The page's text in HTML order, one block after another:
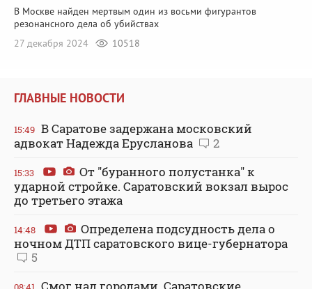
В Москве найден мертвым один из восьми фигурантов
резонансного дела об убийствах
27 декабря 2024
10518
ГЛАВНЫЕ НОВОСТИ
15:49 В Саратове задержана московский
адвокат Надежда Ерусланова
2
15:33
От "буранного полустанка" к
ударной стройке. Саратовский вокзал вырос
до третьего этажа
14:48
Определена подсудность дела о
ночном ДТП саратовского вице-губернатора
5
Смог над городами. Саратовские